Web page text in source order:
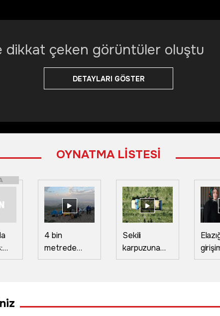
dikkat çeken görüntüler oluştu
DETAYLARI GÖSTER
OYNATMA LİSTESİ
4 bin
metrede
zirve zaferi!
Sekili
karpuzuna
yurt dışından
karpuzun